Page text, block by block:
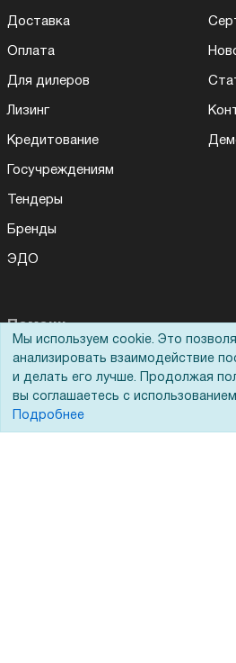
Доставка
Оплата
Для дилеров
Лизинг
Кредитование
Госучреждениям
Тендеры
Бренды
ЭДО
Помощь
Вопрос-ответ
Реквизиты
Гарантии и возврат
Мы используем cookie. Это
анализировать взаимодействие
и делать его лучше. Продолжая
вы соглашаетесь с
Подробнее